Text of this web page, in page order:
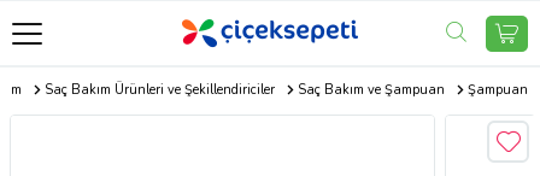
Saç Bakım Ürünleri ve Şekillendiriciler Saç Bakım ve Şampuan Şampuan